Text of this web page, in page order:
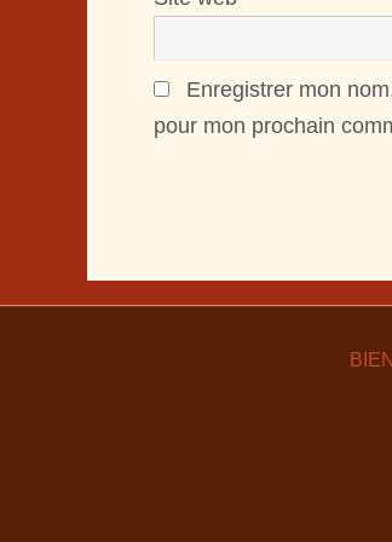
Enregistrer mon
pour mon prochain